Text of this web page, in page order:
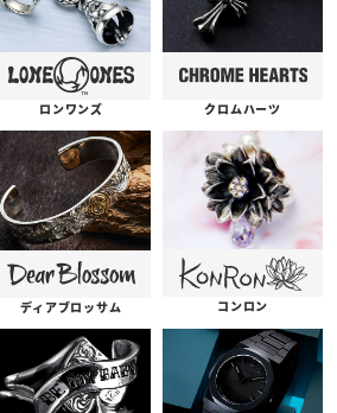
ロンワンズ クロムハーツ
ディアブロッサム コンロン